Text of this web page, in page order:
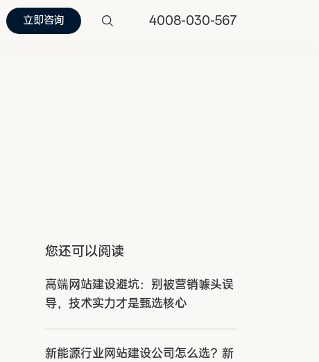
立即咨询 4008-030-567
您还可以阅读
高端网站建设避坑：别被营销噱头误
导，技术实力才是甄选核心
新能源行业网站建设公司怎么选？新